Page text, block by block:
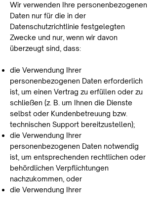
Wir verwenden Ihre personenbezogenen
Daten nur für die in der
Datenschutzrichtlinie festgelegten
Zwecke und nur, wenn wir davon
überzeugt sind, dass:
die Verwendung Ihrer
personenbezogenen Daten erforderlich
ist, um einen Vertrag zu erfüllen oder zu
schließen (z. B. um Ihnen die Dienste
selbst oder Kundenbetreuung bzw.
technischen Support bereitzustellen);
die Verwendung Ihrer
personenbezogenen Daten notwendig
ist, um entsprechenden rechtlichen oder
behördlichen Verpflichtungen
nachzukommen, oder
die Verwendung Ihrer